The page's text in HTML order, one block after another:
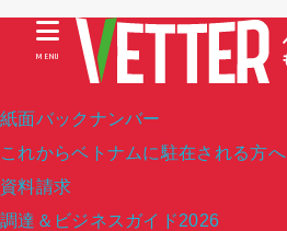
紙面バックナンバー
これからベトナムに駐在される方へ
資料請求
調達＆ビジネスガイド2026
MENU